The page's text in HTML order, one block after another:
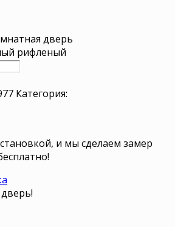
дверь
рифленый
Категория:
и мы сделаем замер